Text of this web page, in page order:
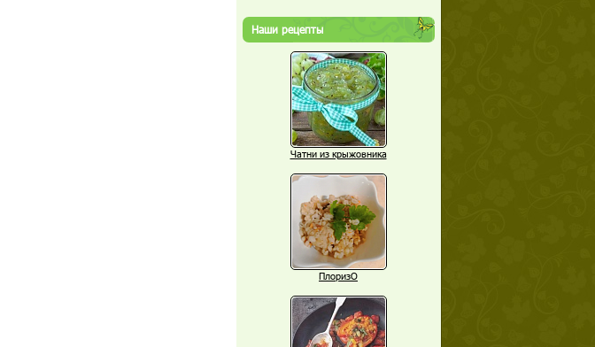
Наши рецепты
Чатни из крыжовника
ПлоризО